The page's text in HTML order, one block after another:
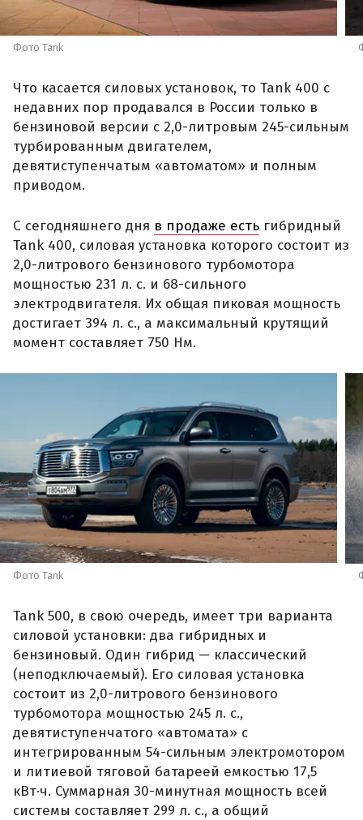
Фото Tank
Что касается силовых установок, то Tank 400 с
недавних пор продавался в России только в
бензиновой версии с 2,0-литровым 245-сильным
турбированным двигателем,
девятиступенчатым «автоматом» и полным
приводом.
С сегодняшнего дня в продаже есть гибридный
Tank 400, силовая установка которого состоит из
2,0-литрового бензинового турбомотора
мощностью 231 л. с. и 68-сильного
электродвигателя. Их общая пиковая мощность
достигает 394 л. с., а максимальный крутящий
момент составляет 750 Нм.
Фото Tank
Tank 500, в свою очередь, имеет три варианта
силовой установки: два гибридных и
бензиновый. Один гибрид — классический
(неподключаемый). Его силовая установка
состоит из 2,0-литрового бензинового
турбомотора мощностью 245 л. с.,
девятиступенчатого «автомата» с
интегрированным 54-сильным электромотором
и литиевой тяговой батареей емкостью 17,5
кВт·ч. Суммарная 30-минутная мощность всей
системы составляет 299 л. с., а общий